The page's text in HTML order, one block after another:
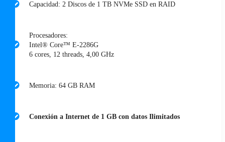
Capacidad: 2 Discos de 1 TB NVMe SSD en RAID
Procesadores:
Intel® Core™ E-2286G
6 cores, 12 threads, 4,00 GHz
Memoria: 64 GB RAM
Conexión a Internet de 1 GB con datos Ilimitados